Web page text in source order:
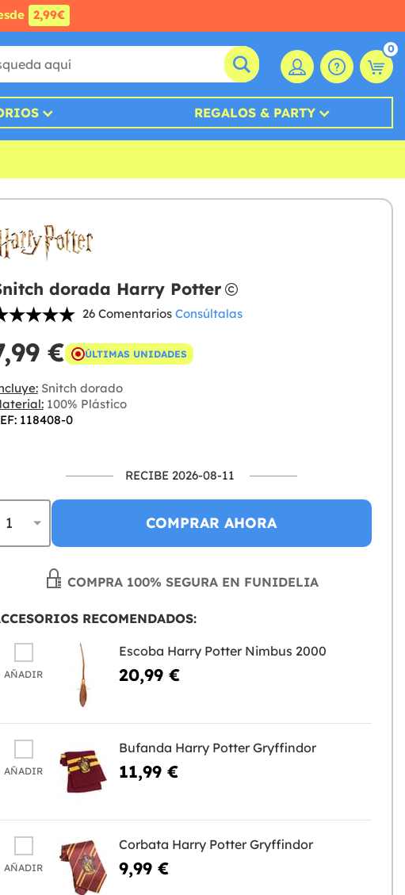
2,99€
0
REGALOS & PARTY
dorada Harry Potter
26 Comentarios Consúltalas
€ ÚLTIMAS UNIDADES
Snitch dorado
100% Plástico
118408-0
RECIBE 2026-08-11
COMPRAR AHORA
COMPRA 100% SEGURA EN FUNIDELIA
RECOMENDADOS:
AÑADIR
Escoba Harry Potter Nimbus 2000
20,99 €
AÑADIR
Bufanda Harry Potter Gryffindor
11,99 €
AÑADIR
Corbata Harry Potter Gryffindor
9,99 €